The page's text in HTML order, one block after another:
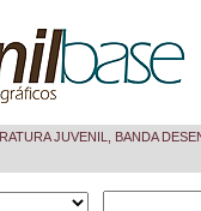
JUVENIL, BANDA